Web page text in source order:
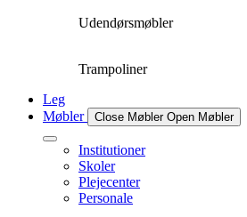
Udendørsmøbler
Trampoliner
Leg
Møbler
Close Møbler Open Møbler
Institutioner
Skoler
Plejecenter
Personale